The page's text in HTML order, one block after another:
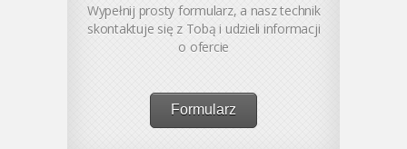
Wypełnij prosty formularz, a nasz technik
skontaktuje się z Tobą i udzieli informacji
o ofercie
Formularz